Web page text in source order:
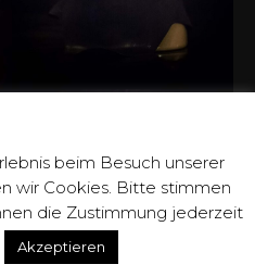
beim Besuch unserer
wir Cookies. Bitte stimmen
die Zustimmung jederzeit
Akzeptieren